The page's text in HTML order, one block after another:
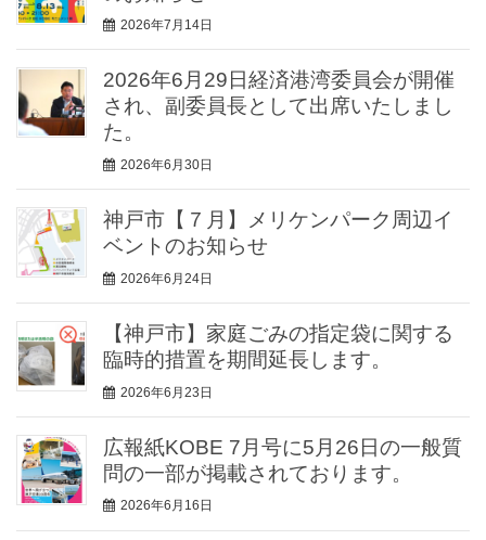
2026年7月14日
2026年6月29日経済港湾委員会が開催
され、副委員長として出席いたしまし
た。
2026年6月30日
神戸市【７月】メリケンパーク周辺イ
ベントのお知らせ
2026年6月24日
【神戸市】家庭ごみの指定袋に関する
臨時的措置を期間延長します。
2026年6月23日
広報紙KOBE 7月号に5月26日の一般質
問の一部が掲載されております。
2026年6月16日